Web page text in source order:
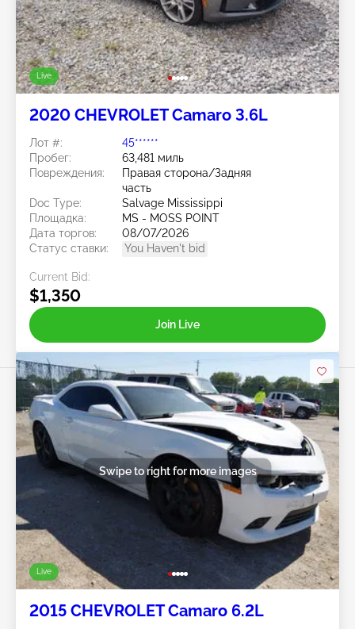
Live
2020 CHEVROLET Camaro 3.6L
Лот #:
45******
Пробег:
63,481 миль
Повреждения:
Правая сторона/Задняя
часть
Doc Type:
Salvage Mississippi
Площадка:
MS - MOSS POINT
Дата торгов:
08/07/2026
Статус ставки:
You Haven't bid
Current Bid:
$1,350
Join Live
Live
Swipe to right for more images
2015 CHEVROLET Camaro 6.2L